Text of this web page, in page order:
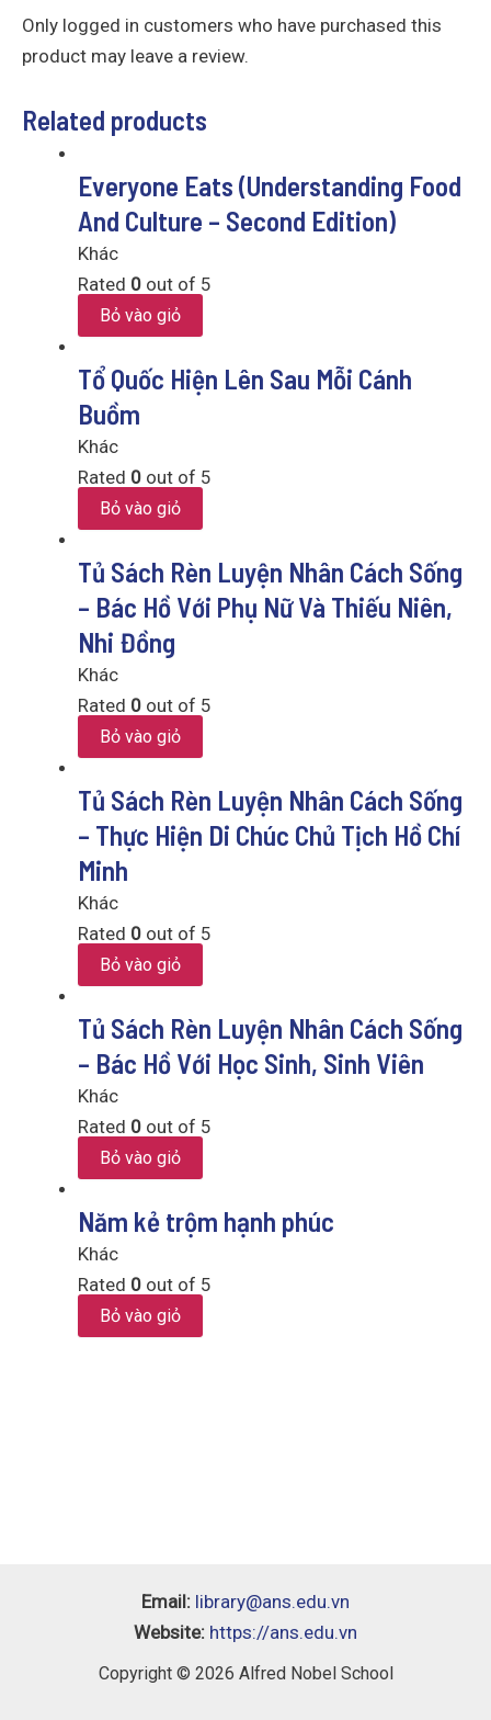
Only logged in customers who have purchased this
product may leave a review.
Related products
Everyone Eats (Understanding Food
And Culture – Second Edition)
Khác
Rated 0 out of 5
Bỏ vào giỏ
Tổ Quốc Hiện Lên Sau Mỗi Cánh
Buồm
Khác
Rated 0 out of 5
Bỏ vào giỏ
Tủ Sách Rèn Luyện Nhân Cách Sống
– Bác Hồ Với Phụ Nữ Và Thiếu Niên,
Nhi Đồng
Khác
Rated 0 out of 5
Bỏ vào giỏ
Tủ Sách Rèn Luyện Nhân Cách Sống
– Thực Hiện Di Chúc Chủ Tịch Hồ Chí
Minh
Khác
Rated 0 out of 5
Bỏ vào giỏ
Tủ Sách Rèn Luyện Nhân Cách Sống
– Bác Hồ Với Học Sinh, Sinh Viên
Khác
Rated 0 out of 5
Bỏ vào giỏ
Năm kẻ trộm hạnh phúc
Khác
Rated 0 out of 5
Bỏ vào giỏ
Email: library@ans.edu.vn
Website: https://ans.edu.vn
Copyright © 2026 Alfred Nobel School